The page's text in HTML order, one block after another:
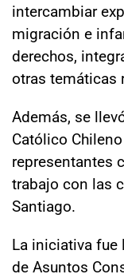
intercambiar
migración e
derechos,
otras temáticas
Además, se
Católico
representantes
trabajo con las
Santiago.
La iniciativa fue
de Asuntos